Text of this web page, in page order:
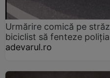
Urmărire comică pe
biciclist să fenteze
adevarul.ro